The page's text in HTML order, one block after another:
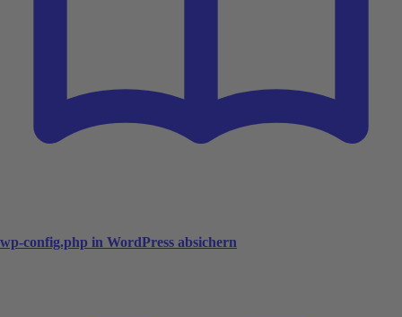
wp-config.php in WordPress absichern